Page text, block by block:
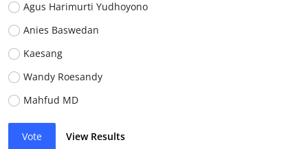
Agus Harimurti Yudhoyono
Anies Baswedan
Kaesang
Wandy Roesandy
Mahfud MD
Vote View Results